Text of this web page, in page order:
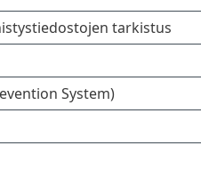
tarkistus
System)